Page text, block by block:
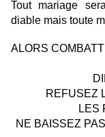
Tout mariage
diable mais toute
ALORS
REFUSEZ
LES
NE BAISSEZ